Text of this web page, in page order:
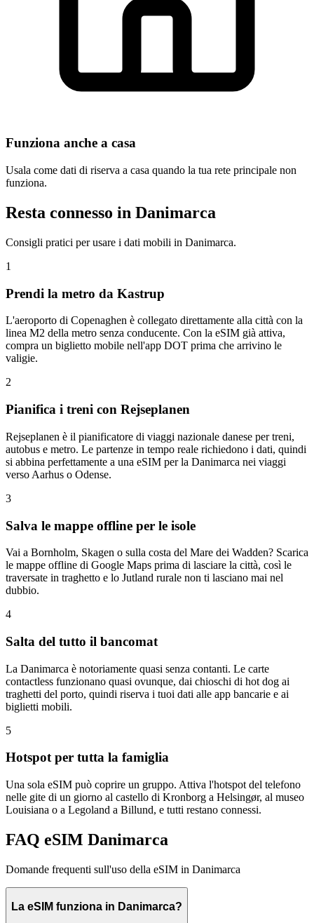
Funziona anche a casa
Usala come dati di riserva a casa quando la tua rete principale non
funziona.
Resta connesso in Danimarca
Consigli pratici per usare i dati mobili in Danimarca.
1
Prendi la metro da Kastrup
L'aeroporto di Copenaghen è collegato direttamente alla città con la
linea M2 della metro senza conducente. Con la eSIM già attiva,
compra un biglietto mobile nell'app DOT prima che arrivino le
valigie.
2
Pianifica i treni con Rejseplanen
Rejseplanen è il pianificatore di viaggi nazionale danese per treni,
autobus e metro. Le partenze in tempo reale richiedono i dati, quindi
si abbina perfettamente a una eSIM per la Danimarca nei viaggi
verso Aarhus o Odense.
3
Salva le mappe offline per le isole
Vai a Bornholm, Skagen o sulla costa del Mare dei Wadden? Scarica
le mappe offline di Google Maps prima di lasciare la città, così le
traversate in traghetto e lo Jutland rurale non ti lasciano mai nel
dubbio.
4
Salta del tutto il bancomat
La Danimarca è notoriamente quasi senza contanti. Le carte
contactless funzionano quasi ovunque, dai chioschi di hot dog ai
traghetti del porto, quindi riserva i tuoi dati alle app bancarie e ai
biglietti mobili.
5
Hotspot per tutta la famiglia
Una sola eSIM può coprire un gruppo. Attiva l'hotspot del telefono
nelle gite di un giorno al castello di Kronborg a Helsingør, al museo
Louisiana o a Legoland a Billund, e tutti restano connessi.
FAQ eSIM Danimarca
Domande frequenti sull'uso della eSIM in Danimarca
La eSIM funziona in Danimarca?